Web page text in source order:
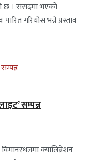
छ । संसदमा भएको
गरियोस भन्ने प्रस्ताव
सम्पन्न
विमानस्थलमा क्यालिब्रेशन